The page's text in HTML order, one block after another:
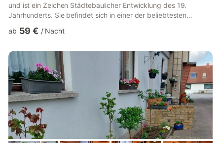
und ist ein Zeichen Städtebaulicher Entwicklung des 19.
Jahrhunderts. Sie befindet sich in einer der beliebtesten
perfekte Ausgangspunkt für Ihren Urlaub nahe der
im Obergeschoss der Alten Schmiede und wurde in den
historischen Mauern vollständig neu aufgebaut. Das Ferienhaus
zum Stallmeister ist da...
ab 59 € / Nacht